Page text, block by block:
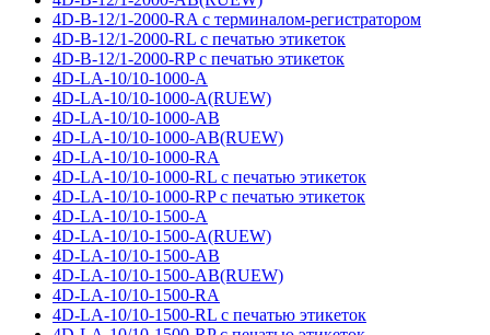
4D-B-12/1-2000-RA с терминалом-регистратором
4D-B-12/1-2000-RL с печатью этикеток
4D-B-12/1-2000-RP с печатью этикеток
4D-LA-10/10-1000-A
4D-LA-10/10-1000-A(RUEW)
4D-LA-10/10-1000-AB
4D-LA-10/10-1000-AB(RUEW)
4D-LA-10/10-1000-RA
4D-LA-10/10-1000-RL с печатью этикеток
4D-LA-10/10-1000-RP с печатью этикеток
4D-LA-10/10-1500-A
4D-LA-10/10-1500-A(RUEW)
4D-LA-10/10-1500-AB
4D-LA-10/10-1500-AB(RUEW)
4D-LA-10/10-1500-RA
4D-LA-10/10-1500-RL с печатью этикеток